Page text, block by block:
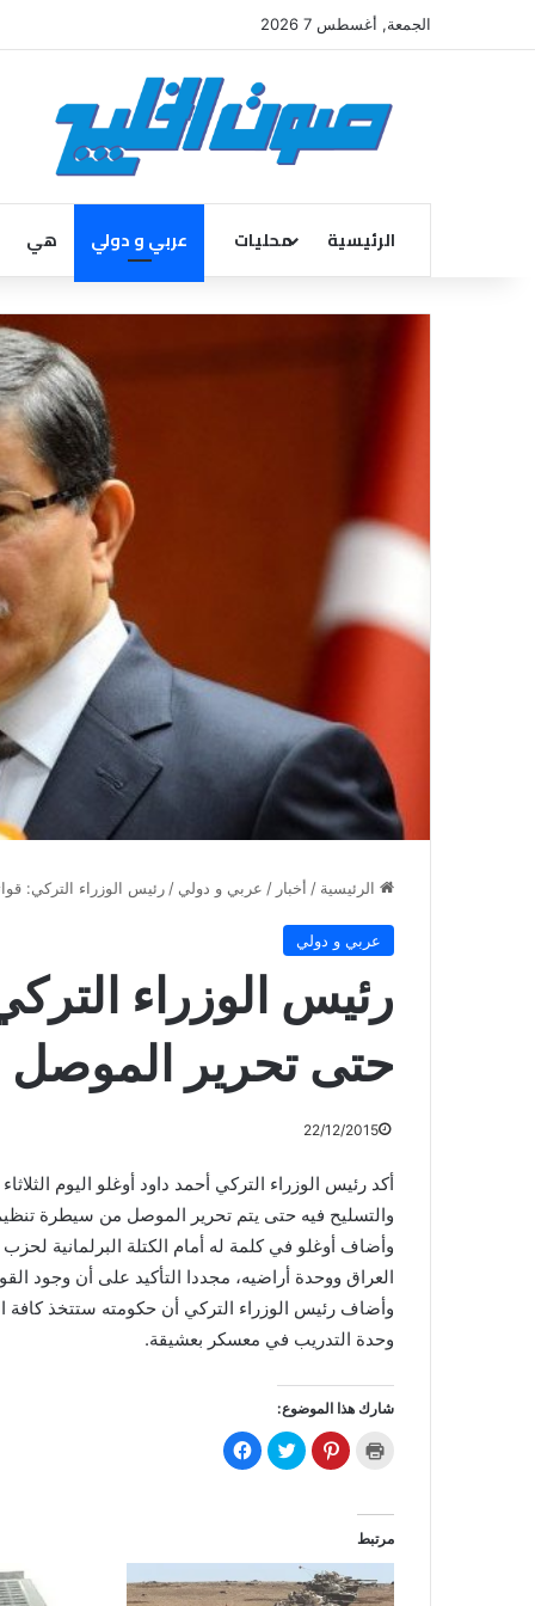
الجمعة, أغسطس 7 2026
الرئيسية محليات عربي و دولي هي
الرئيسية / أخبار / عربي و دولي / رئيس الوزراء التركي:
عربي و دولي
رئيس الوزراء
حتى تحرير الموصل
22/12/2015
أكد رئيس الوزراء التركي أحمد داود أوغلو اليوم
والتسليح فيه حتى يتم تحرير الموصل من سيطرة
وأضاف أوغلو في كلمة له أمام الكتلة البرلمانية
العراق ووحدة أراضيه، مجددا التأكيد على أن وجود
وأضاف رئيس الوزراء التركي أن حكومته ستتخذ كافة
وحدة التدريب في معسكر بعشيقة.
شارك هذا الموضوع:
ل
ط
ب
ا
ع
ة
ض
ا
ر
ك
ض
ا
ك
ن
ا
ر
ك
مرتبط